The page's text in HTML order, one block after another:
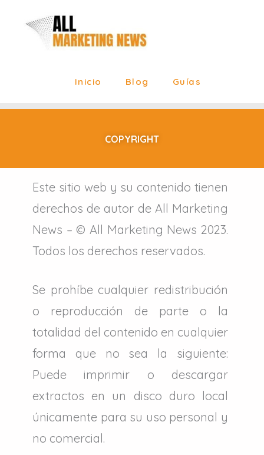
contenido
Inicio Blog Guías
COPYRIGHT
Este sitio web y su contenido tienen
derechos de autor de All Marketing
News – © All Marketing News 2023.
Todos los derechos reservados.
Se prohíbe cualquier redistribución
o reproducción de parte o la
totalidad del contenido en cualquier
forma que no sea la siguiente:
Puede imprimir o descargar
extractos en un disco duro local
únicamente para su uso personal y
no comercial.